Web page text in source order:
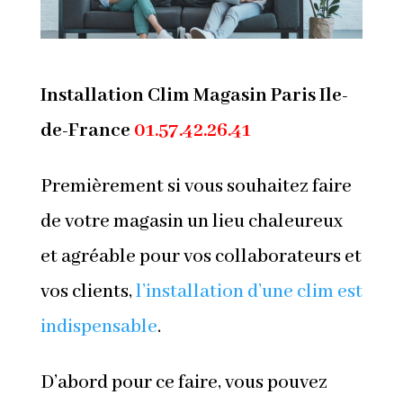
Installation Clim Magasin Paris Ile-
de-France 01.57.42.26.41
Premièrement si vous souhaitez faire
de votre magasin un lieu chaleureux
et agréable pour vos collaborateurs et
vos clients,l’installation d’une clim est
indispensable.
D’abord pour ce faire, vous pouvez